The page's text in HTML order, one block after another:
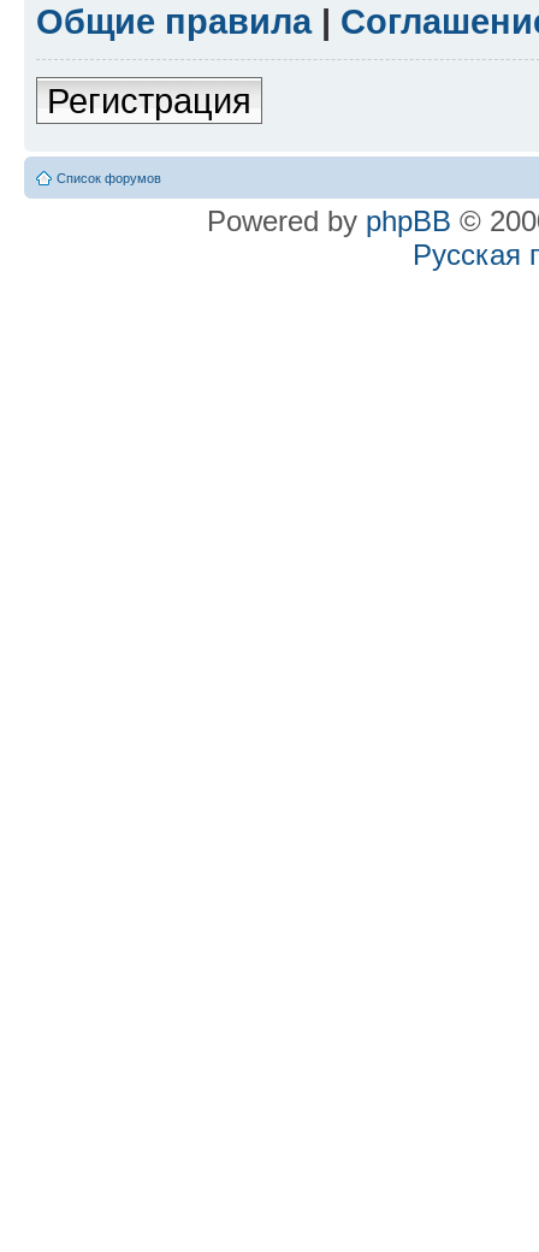
Общие правила|
Регистрация
Список форумов
Powered by phpBB ©
Русская